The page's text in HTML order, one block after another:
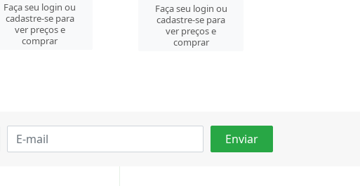
Faça seu login ou
cadastre-se para
ver preços e
comprar
Faça seu login ou
cadastre-se para
ver preços e
comprar